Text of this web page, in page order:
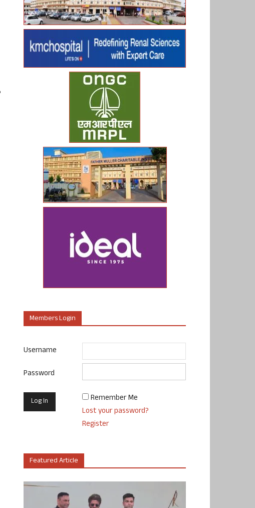
Members Login
Username
Password
Remember Me
Lost your password?
Register
Featured Article